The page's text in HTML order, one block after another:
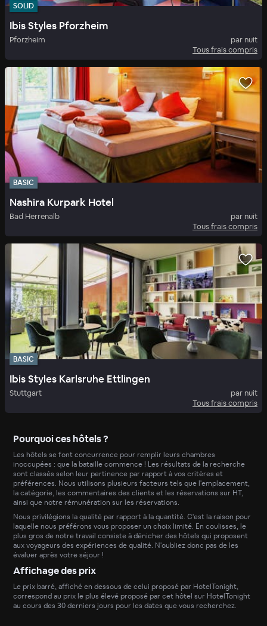
SOLID
Ibis Styles Pforzheim
Pforzheim
par nuit
Tous frais compris
BASIC
Nashira Kurpark Hotel
Bad Herrenalb
par nuit
Tous frais compris
BASIC
Ibis Styles Karlsruhe Ettlingen
Stuttgart
par nuit
Tous frais compris
Pourquoi ces hôtels ?
Les hôtels se font concurrence pour remplir leurs chambres
inoccupées : que la bataille commence ! Les résultats de la recherche
sont classés selon leur pertinence par rapport à vos critères et
préférences. Nous utilisons plusieurs facteurs tels que l'emplacement,
la catégorie, les commentaires des clients et les réservations sur HT,
ainsi que notre rémunération sur les réservations.
Nous privilégions la qualité par rapport à la quantité. C'est la raison pour
laquelle nous préférons vous proposer un choix limité. En coulisses, le
plus gros de notre travail consiste à dénicher des hôtels qui proposent
aux voyageurs des expériences de qualité. N'oubliez donc pas de les
évaluer après votre séjour !
Affichage des prix
Le prix barré, affiché en dessous de celui proposé par HotelTonight,
correspond au prix le plus élevé proposé par cet hôtel sur HotelTonight
au cours des 30 derniers jours pour les dates que vous recherchez.